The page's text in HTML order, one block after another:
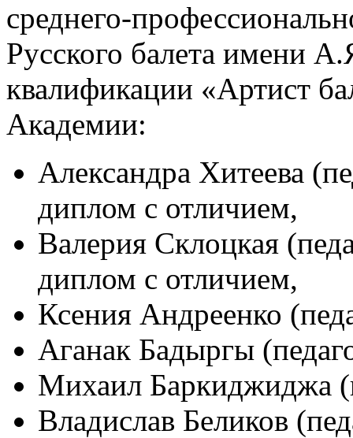
среднего-
Русского балета имени
квалификации «Артист
Академии:
Александра Хитеева
диплом с отличием,
Валерия Склоцкая
диплом с отличием,
Ксения Андреенко
Аганак Бадыргы
Михаил Баркиджиджа
Владислав Беликов